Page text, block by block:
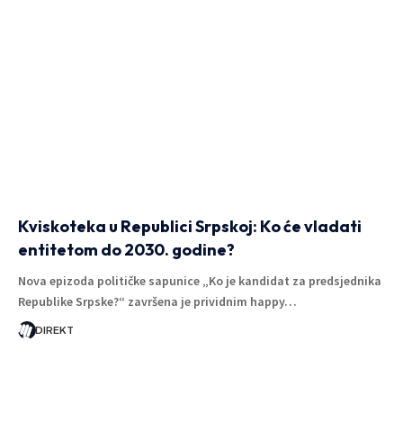
Kviskoteka u Republici Srpskoj: Ko će vladati
entitetom do 2030. godine?
Nova epizoda političke sapunice „Ko je kandidat za predsjednika
Republike Srpske?“ završena je prividnim happy…
DIREKT